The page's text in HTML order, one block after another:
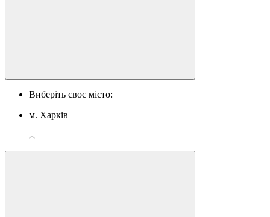
Виберіть своє місто:
м. Харків